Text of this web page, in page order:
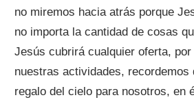
no miremos hacia atrás porque
no importa la cantidad de cosas
Jesús cubrirá cualquier oferta,
nuestras actividades, recordemos
regalo del cielo para nosotros, en